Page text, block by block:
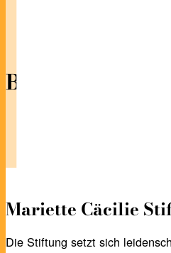
Brückenbau
Mariette Cäcilie
Die Stiftung setzt sich